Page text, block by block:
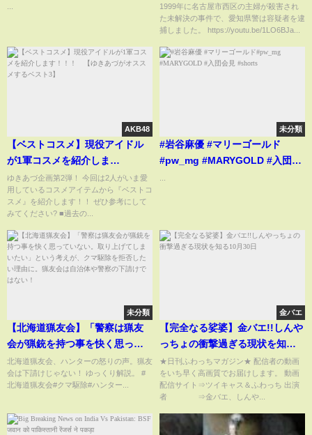
1999年に名古屋市西区の主婦が殺害され
た未解決の事件で、愛知県警は容疑者を逮
捕しました。 https://youtu.be/1LO6BJa...
AKB48
【ベストコスメ】現役アイドル
が1軍コスメを紹介しま
す！！！ 【ゆきあづがオスス
メするベスト3】
ゆきあづ企画第2弾！ 今回は2人がいま愛
用しているコスメアイテムから『ベストコ
スメ』を紹介します！！ ぜひ参考にして
みてください? ■過去の...
未分類
#岩谷麻優 #マリーゴールド
#pw_mg #MARYGOLD #入団会
未分類
【北海道猟友会】「警察は猟友
会が猟銃を持つ事を快く思って
いない。取り上げてしまいた
い」という考えが、クマ駆除を
拒否したい理由に。猟友会は自
北海道猟友会、ハンターの怒りの声。猟友
会は下請けじゃない！ ゆっくり解説。 #
北海道猟友会#クマ駆除#ハンター...
金バエ
【完全なる娑婆】金バエ!!しんや
っちょの衝撃過ぎる現状を知る
10月30日
★日刊ふわっちマガジン★ 配信者の動画
をいち早く高画質でお届けします。 動画
配信サイト⇒ツイキャス＆ふわっち 出演
者 ⇒金バエ、しんや...